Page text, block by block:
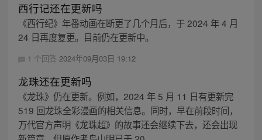
西行记还在更新吗
《西行纪》年番动画在断更了几个月后，于 2024 年 4 月
24 日再度复更。目前仍在更新中。
1 个回答 2024年09月03日 19:12
龙珠还在更新吗
《龙珠》仍在更新。例如，2024 年 5 月 11 日有更新完
519 回龙珠全彩漫画的相关信息。同时，早在前段时间，
万代官方声明《龙珠超》的故事还会继续下去，还会出现